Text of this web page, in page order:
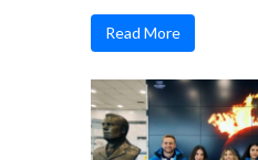
Read More